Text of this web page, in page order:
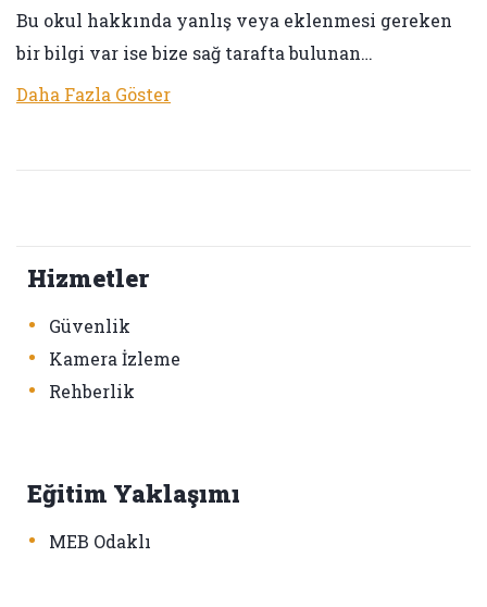
Bu okul hakkında yanlış veya eklenmesi gereken
bir bilgi var ise bize sağ tarafta bulunan…
Daha Fazla Göster
Hizmetler
• Güvenlik
• Kamera İzleme
• Rehberlik
Eğitim Yaklaşımı
• MEB Odaklı